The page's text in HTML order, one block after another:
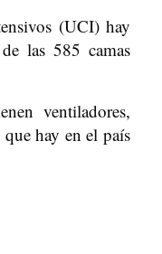
(UCI) hay
las 585 camas
ventiladores,
hay en el país